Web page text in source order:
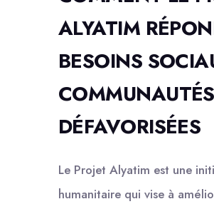
ALYATIM
BESOINS
COMMUNAUTÉS
DÉFAVORISÉES
Le Projet Alyatim est une
humanitaire qui vise à